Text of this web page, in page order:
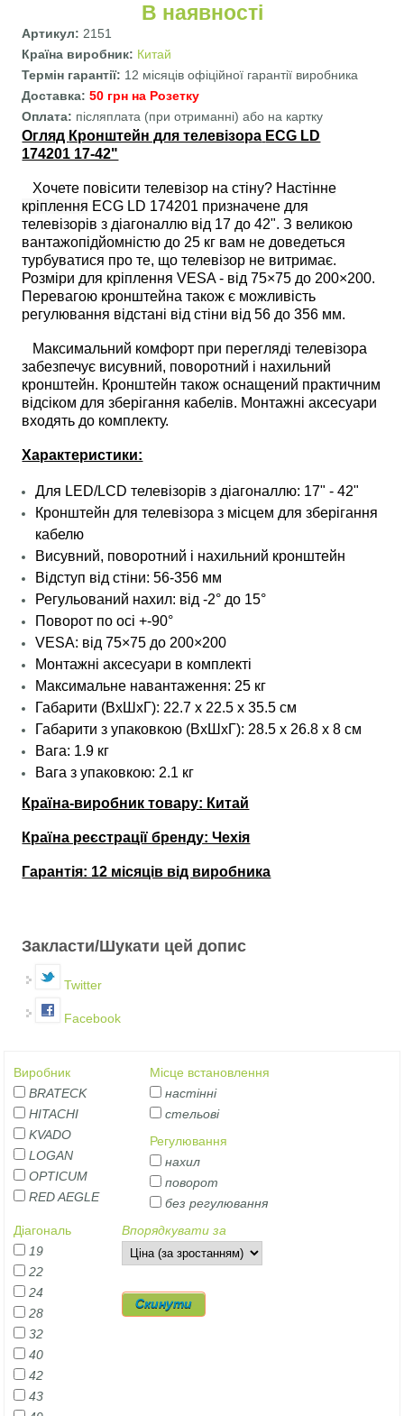
В наявності
Артикул:2151
Країна виробник: Китай
Термін гарантії: 12 місяців офіційної гарантії виробника
Доставка:50 грн на Розетку
Оплата: післяплата (при отриманні) або на картку
Огляд Кронштейн для телевізора ECG LD
174201 17-42"
Хочете повісити телевізор на стіну? Настінне
кріплення ECG LD 174201 призначене для
телевізорів з діагоналлю від 17 до 42". З великою
вантажопідйомністю до 25 кг вам не доведеться
турбуватися про те, що телевізор не витримає.
Розміри для кріплення VESA - від 75×75 до 200×200.
Перевагою кронштейна також є можливість
регулювання відстані від стіни від 56 до 356 мм.
Максимальний комфорт при перегляді телевізора
забезпечує висувний, поворотний і нахильний
кронштейн. Кронштейн також оснащений практичним
відсіком для зберігання кабелів. Монтажні аксесуари
входять до комплекту.
Характеристики:
Для LED/LCD телевізорів з діагоналлю: 17" - 42"
Кронштейн для телевізора з місцем для зберігання
кабелю
Висувний, поворотний і нахильний кронштейн
Відступ від стіни: 56-356 мм
Регульований нахил: від -2° до 15°
Поворот по осі +-90°
VESA: від 75×75 до 200×200
Монтажні аксесуари в комплекті
Максимальне навантаження: 25 кг
Габарити (ВхШхГ): 22.7 х 22.5 х 35.5 см
Габарити з упаковкою (ВхШхГ): 28.5 х 26.8 х 8 см
Вага: 1.9 кг
Вага з упаковкою: 2.1 кг
Країна-виробник товару: Китай
Країна реєстрації бренду: Чехія
Гарантія: 12 місяців від виробника
Закласти/Шукати цей допис
Twitter
Facebook
Виробник
BRATECK
HITACHI
KVADO
LOGAN
OPTICUM
RED AEGLE
Місце встановлення
настінні
стельові
Регулювання
нахил
поворот
без регулювання
Діагональ
19
22
24
28
32
40
42
43
Впорядкувати за